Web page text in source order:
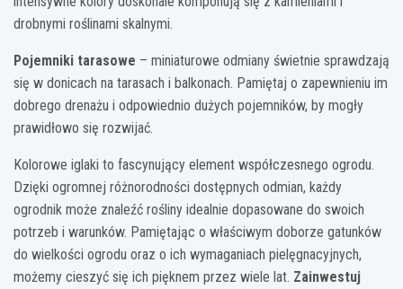
drobnymi roślinami skalnymi.
Pojemniki tarasowe – miniaturowe odmiany świetnie sprawdzają
się w donicach na tarasach i balkonach. Pamiętaj o zapewnieniu im
dobrego drenażu i odpowiednio dużych pojemników, by mogły
prawidłowo się rozwijać.
Kolorowe iglaki to fascynujący element współczesnego ogrodu.
Dzięki ogromnej różnorodności dostępnych odmian, każdy
ogrodnik może znaleźć rośliny idealnie dopasowane do swoich
potrzeb i warunków. Pamiętając o właściwym doborze gatunków
do wielkości ogrodu oraz o ich wymaganiach pielęgnacyjnych,
możemy cieszyć się ich pięknem przez wiele lat. Zainwestuj